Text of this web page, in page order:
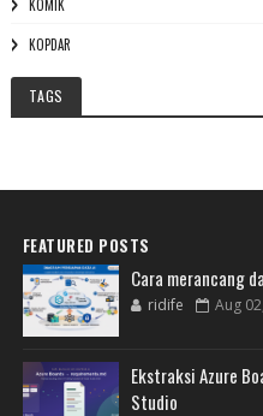
KOMIK
KOPDAR
TAGS
FEATURED POSTS
Cara merancang
ridife Aug
Ekstraksi Azure
Studio